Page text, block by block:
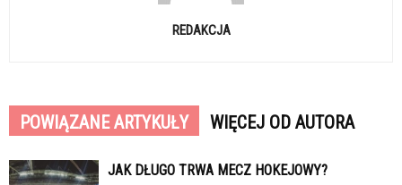
REDAKCJA
POWIĄZANE ARTYKUŁY WIĘCEJ OD AUTORA
JAK DŁUGO TRWA MECZ HOKEJOWY?